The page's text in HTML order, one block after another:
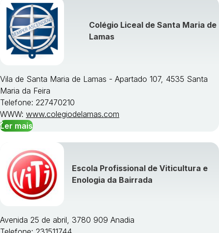
Colégio Liceal de Santa Maria de
Lamas
Vila de Santa Maria de Lamas - Apartado 107, 4535 Santa
Maria da Feira
Telefone: 227470210
WWW: www.colegiodelamas.com
Ler mais
Escola Profissional de Viticultura e
Enologia da Bairrada
Avenida 25 de abril, 3780 909 Anadia